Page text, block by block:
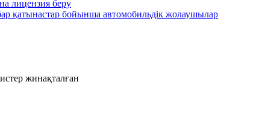
лицензия беру
қатынастар бойынша автомобильдік жолаушылар
жинақталған